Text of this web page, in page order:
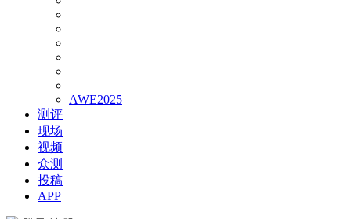
AWE2025
测评
现场
视频
众测
投稿
APP